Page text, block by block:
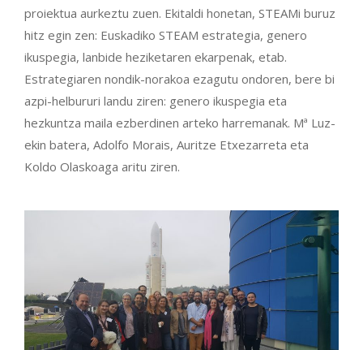
proiektua aurkeztu zuen. Ekitaldi honetan, STEAMi buruz
hitz egin zen: Euskadiko STEAM estrategia, genero
ikuspegia, lanbide heziketaren ekarpenak, etab.
Estrategiaren nondik-norakoa ezagutu ondoren, bere bi
azpi-helbururi landu ziren: genero ikuspegia eta
hezkuntza maila ezberdinen arteko harremanak. Mª Luz-
ekin batera, Adolfo Morais, Auritze Etxezarreta eta
Koldo Olaskoaga aritu ziren.